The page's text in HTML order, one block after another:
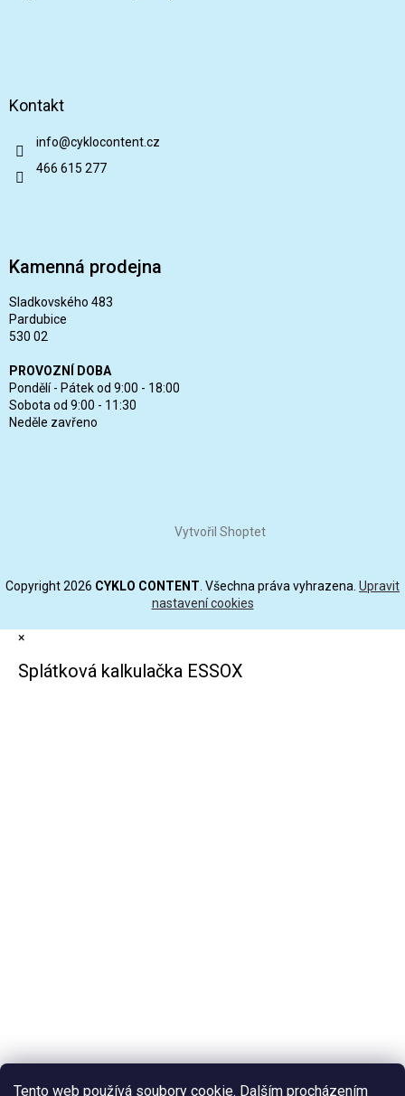
Tento web používá soubory cookie. Dalším procházením
Kontakt
info@cyklocontent.cz
466 615 277
Kamenná prodejna
Sladkovského 483
Pardubice
530 02
PROVOZNÍ DOBA
Pondělí - Pátek od 9:00 - 18:00
Sobota od 9:00 - 11:30
Neděle zavřeno
Vytvořil Shoptet
Copyright 2026 CYKLO CONTENT . Všechna práva vyhrazena. Upravit
nastavení cookies
×
Splátková kalkulačka ESSOX